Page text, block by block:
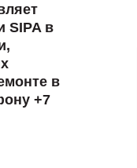
SIPA в
в
+7